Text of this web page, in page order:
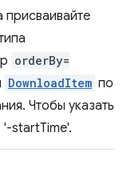
присваивайте
orderBy=
DownloadItem по
Чтобы указать
'-startTime'.